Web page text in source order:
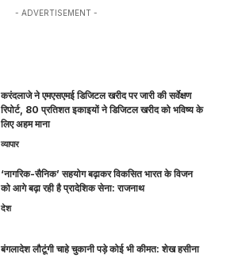
- ADVERTISEMENT -
करंदलाजे ने एमएसएमई डिजिटल खरीद पर जारी की सर्वेक्षण
रिपोर्ट, 80 प्रतिशत इकाइयों ने डिजिटल खरीद को भविष्य के
लिए अहम माना
व्यापार
‘नागरिक-सैनिक’ सहयोग बढ़ाकर विकसित भारत के विजन
को आगे बढ़ा रही है प्रादेशिक सेना: राजनाथ
देश
बंगलादेश लौटूंगी चाहे चुकानी पड़े कोई भी कीमत: शेख हसीना